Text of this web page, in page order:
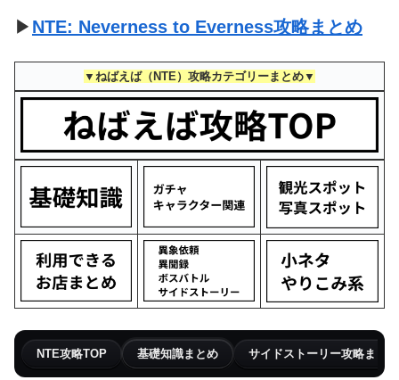
▶ NTE: Neverness to Everness攻略まとめ
▼ねばえば（NTE）攻略カテゴリーまとめ▼
NTE攻略TOP 基礎知識まとめ サイドストーリー攻略まとめ